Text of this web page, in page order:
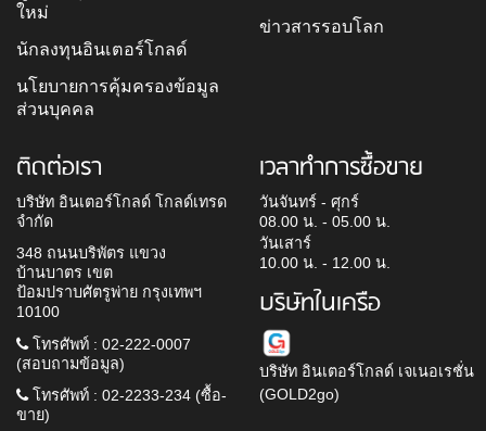
ใหม่
นักลงทุนอินเตอร์โกลด์
นโยบายการคุ้มครองข้อมูล
ส่วนบุคคล
ข่าวสารรอบโลก
ติดต่อเรา
บริษัท อินเตอร์โกลด์ โกลด์เทรด
จำกัด
348 ถนนบริพัตร แขวง
บ้านบาตร เขต
ป้อมปราบศัตรูพ่าย กรุงเทพฯ
10100
โทรศัพท์ : 02-222-0007
(สอบถามข้อมูล)
โทรศัพท์ : 02-2233-234 (ซื้อ-
ขาย)
เวลาทำการซื้อขาย
วันจันทร์ - ศุกร์
08.00 น. - 05.00 น.
วันเสาร์
10.00 น. - 12.00 น.
บริษัทในเครือ
บริษัท อินเตอร์โกลด์ เจเนอเรชั่น
(GOLD2go)